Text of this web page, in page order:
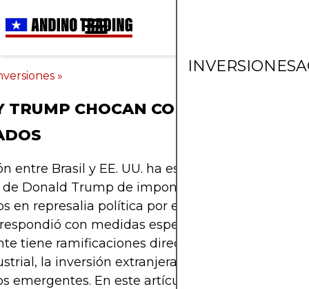
INVERSIONES
»
TRUMP CHOCAN CON ARANCELES
entre Brasil y EE. UU. ha escalado
Donald Trump de imponer aranceles a
en represalia política por el juicio a Jair
con medidas espejo. Esta guerra
tiene ramificaciones directas para el comercio
la inversión extranjera y la estabilidad de
emergentes. En este artículo desglosamos los